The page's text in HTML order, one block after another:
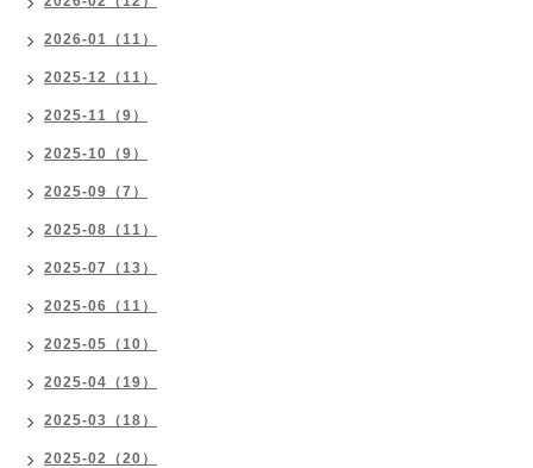
2026-01（11）
2025-12（11）
2025-11（9）
2025-10（9）
2025-09（7）
2025-08（11）
2025-07（13）
2025-06（11）
2025-05（10）
2025-04（19）
2025-03（18）
2025-02（20）